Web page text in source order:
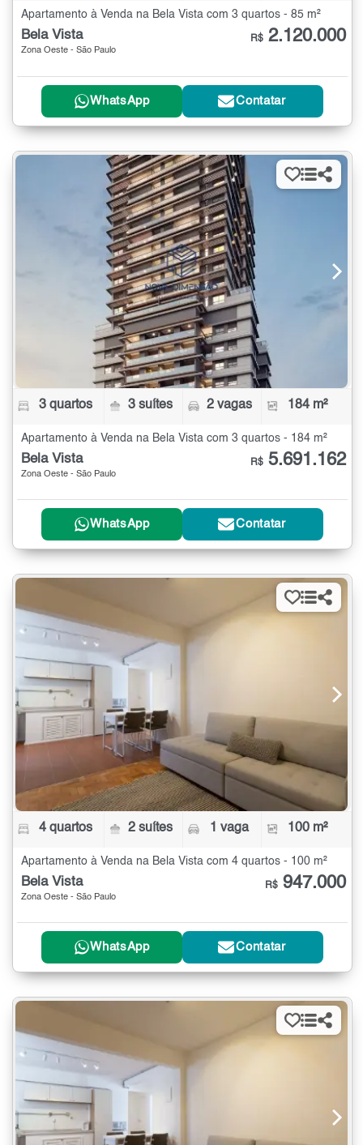
Apartamento à Venda na Bela Vista com 3 quartos - 85 m²
Bela Vista
Zona Oeste - São Paulo
R$ 2.120.000
WhatsApp Contatar
3 quartos 3 suítes 2 vagas 184 m²
Apartamento à Venda na Bela Vista com 3 quartos - 184 m²
Bela Vista
Zona Oeste - São Paulo
R$ 5.691.162
WhatsApp Contatar
4 quartos 2 suítes 1 vaga 100 m²
Apartamento à Venda na Bela Vista com 4 quartos - 100 m²
Bela Vista
Zona Oeste - São Paulo
R$ 947.000
WhatsApp Contatar